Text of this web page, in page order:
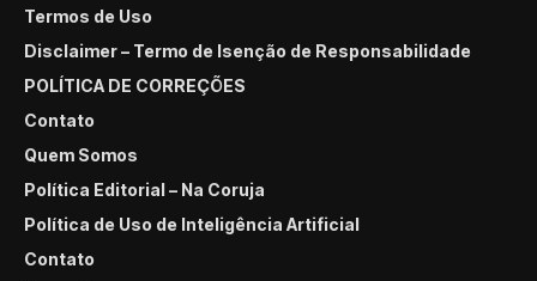
Termos de Uso
Disclaimer – Termo de Isenção de Responsabilidade
POLÍTICA DE CORREÇÕES
Contato
Quem Somos
Política Editorial – Na Coruja
Política de Uso de Inteligência Artificial
Contato